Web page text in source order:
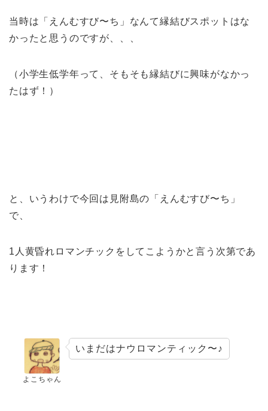
当時は「えんむすび〜ち」なんて縁結びスポットはな
かったと思うのですが、、、
（小学生低学年って、そもそも縁結びに興味がなかっ
たはず！）
と、いうわけで今回は見附島の「えんむすび〜ち」
で、
1人黄昏れロマンチックをしてこようかと言う次第であ
ります！
よこちゃん
いまだはナウロマンティック〜♪